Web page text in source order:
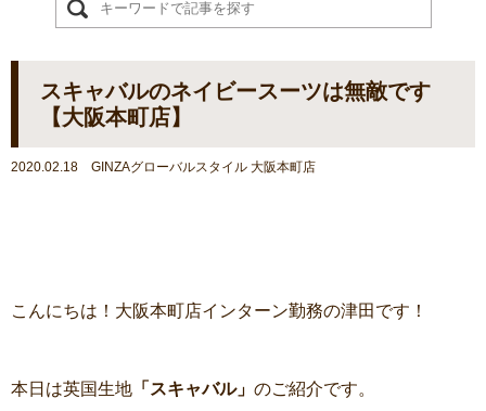
スキャバルのネイビースーツは無敵です
【大阪本町店】
2020.02.18 GINZAグローバルスタイル 大阪本町店
こんにちは！大阪本町店インターン勤務の津田です！
本日は英国生地 「スキャバル」 のご紹介です。